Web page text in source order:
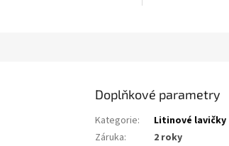
Doplňkové parametry
Kategorie:
Litinové lavičky
Záruka:
2 roky